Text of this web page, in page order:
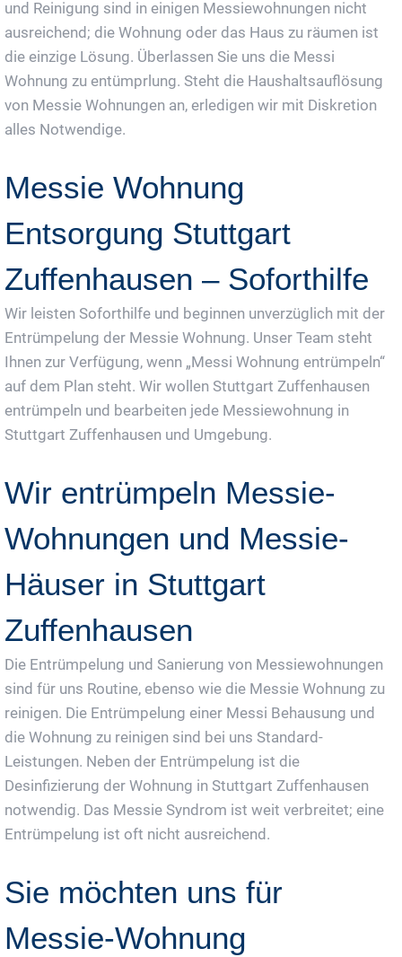
und Reinigung sind in einigen Messiewohnungen nicht
ausreichend; die Wohnung oder das Haus zu räumen ist
die einzige Lösung. Überlassen Sie uns die Messi
Wohnung zu entümprlung. Steht die Haushaltsauflösung
von Messie Wohnungen an, erledigen wir mit Diskretion
alles Notwendige.
Messie Wohnung
Entsorgung Stuttgart
Zuffenhausen – Soforthilfe
Wir leisten Soforthilfe und beginnen unverzüglich mit der
Entrümpelung der Messie Wohnung. Unser Team steht
Ihnen zur Verfügung, wenn „Messi Wohnung entrümpeln“
auf dem Plan steht. Wir wollen Stuttgart Zuffenhausen
entrümpeln und bearbeiten jede Messiewohnung in
Stuttgart Zuffenhausen und Umgebung.
Wir entrümpeln Messie-
Wohnungen und Messie-
Häuser in Stuttgart
Zuffenhausen
Die Entrümpelung und Sanierung von Messiewohnungen
sind für uns Routine, ebenso wie die Messie Wohnung zu
reinigen. Die Entrümpelung einer Messi Behausung und
die Wohnung zu reinigen sind bei uns Standard-
Leistungen. Neben der Entrümpelung ist die
Desinfizierung der Wohnung in Stuttgart Zuffenhausen
notwendig. Das Messie Syndrom ist weit verbreitet; eine
Entrümpelung ist oft nicht ausreichend.
Sie möchten uns für
Messie-Wohnung